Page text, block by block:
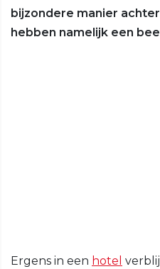
bijzondere manier
hebben namelijk een
Ergens in een hotel